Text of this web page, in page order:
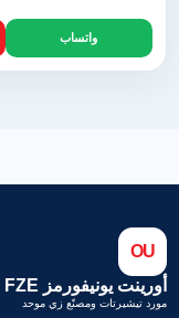
واتساب
OU
أورينت يونيفورمز FZE
مورد تيشيرتات ومصنّع زي موحد